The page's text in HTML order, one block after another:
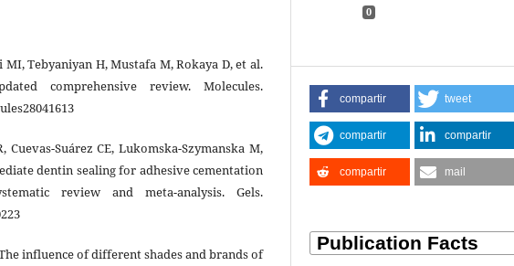
Tebyaniyan H, Mustafa M, Rokaya D, et al.
comprehensive review. Molecules.
Suárez CE, Lukomska-Szymanska M,
dentin sealing for adhesive cementation
review and meta-analysis. Gels.
influence of different shades and brands of
0
compartir tweet
compartir compartir
compartir mail